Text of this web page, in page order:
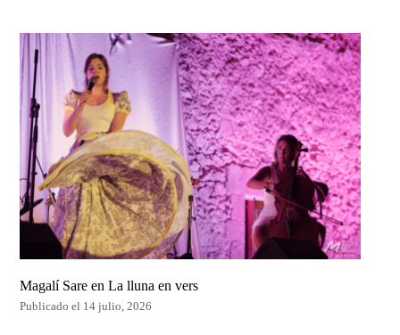
Magalí Sare en La lluna en vers
Publicado el 14 julio, 2026